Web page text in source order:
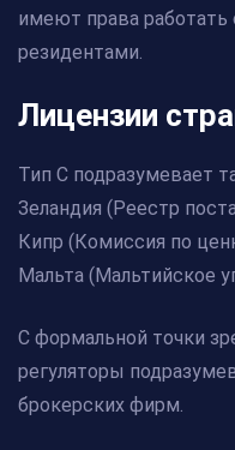
имеют права
резидентами.
Лицензии
Тип С подразумевает
Зеландия (Реестр
Кипр (Комиссия по
Мальта (Мальтийское
С формальной точки
регуляторы
брокерских фирм.